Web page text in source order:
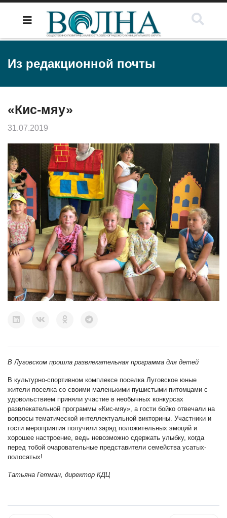
Из редакционной почты
«Кис-мяу»
31.07.2019
В Луговском прошла развлекательная программа для детей
В культурно-спортивном комплексе поселка Луговское юные
жители поселка со своими маленькими пушистыми питомцами с
удовольствием приняли участие в необычных конкурсах
развлекательной программы «Кис-мяу», а гости бойко отвечали на
вопросы тематической интеллектуальной викторины. Участники и
гости мероприятия получили заряд положительных эмоций и
хорошее настроение, ведь невозможно сдержать улыбку, когда
перед тобой очаровательные представители семейства усатых-
полосатых!
Татьяна Гетман, директор КДЦ